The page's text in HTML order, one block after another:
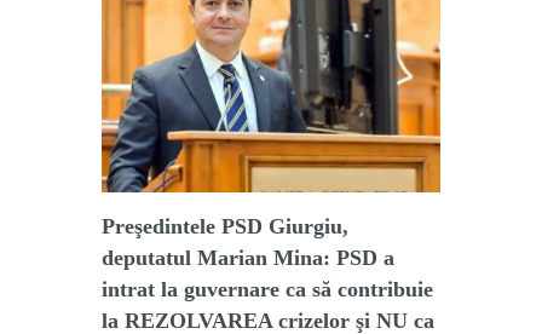
Preşedintele PSD Giurgiu,
deputatul Marian Mina: PSD a
intrat la guvernare ca să contribuie
la REZOLVAREA crizelor şi NU ca